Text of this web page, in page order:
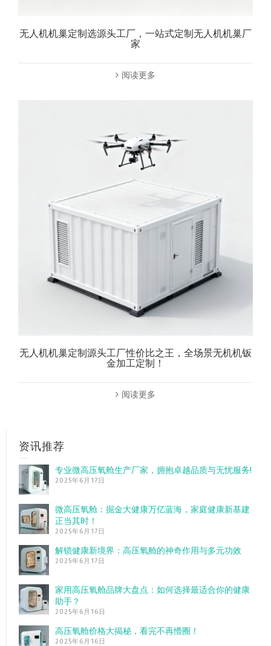
无人机机巢定制选源头工厂，一站式定制无人机机巢厂
家
阅读更多
无人机机巢定制源头工厂性价比之王，全场景无机机钣
金加工定制！
阅读更多
资讯推荐
专业微高压氧舱生产厂家，拥抱卓越品质与无忧服务!
2025年6月17日
微高压氧舱：掘金大健康万亿蓝海，家庭健康新基建
正当其时！
2025年6月17日
解锁健康新境界：高压氧舱的神奇作用与多元功效
2025年6月17日
家用高压氧舱品牌大盘点：如何选择最适合你的健康
助手？
2025年6月16日
高压氧舱价格大揭秘，看完不再懵圈！
2025年6月16日